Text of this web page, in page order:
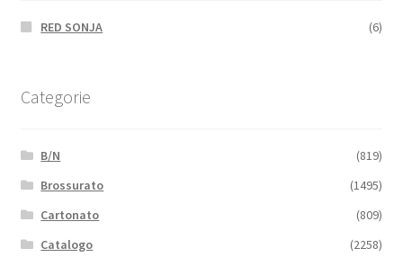
RED SONJA (6)
Categorie
B/N
(819)
Brossurato
(1495)
Cartonato
(809)
Catalogo
(2258)